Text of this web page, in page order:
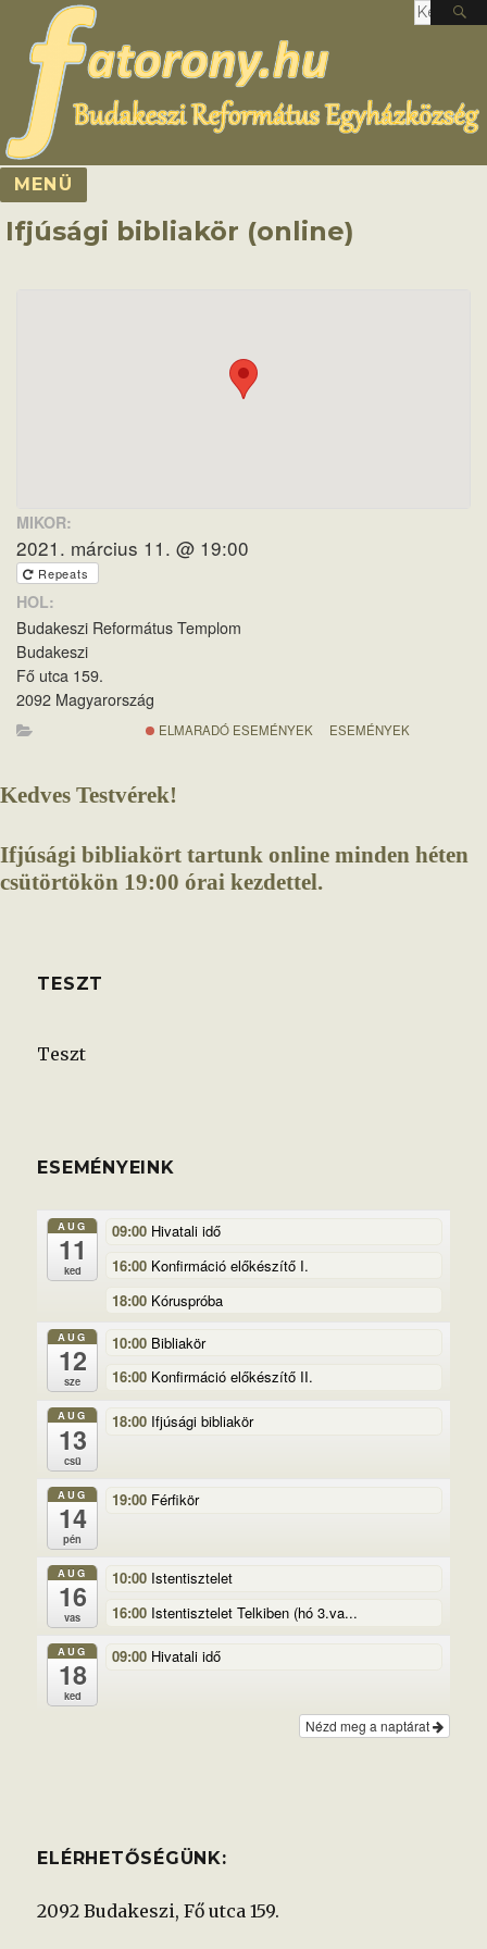
Keresés
a
MENÜ
Ifjúsági bibliakör (online)
MIKOR:
2021. március 11. @ 19:00
Repeats
HOL:
Budakeszi Református Templom
Budakeszi
Fő utca 159.
2092 Magyarország
ELMARADÓ ESEMÉNYEK ESEMÉNYEK
Kedves Testvérek!
Ifjúsági bibliakört tartunk online minden héten
csütörtökön 19:00 órai kezdettel.
TESZT
Teszt
ESEMÉNYEINK
AUG
11
ked
09:00 Hivatali idő
16:00 Konfirmáció előkészítő I.
18:00 Kóruspróba
AUG
12
sze
10:00 Bibliakör
16:00 Konfirmáció előkészítő II.
AUG
13
csü
18:00 Ifjúsági bibliakör
AUG
14
pén
19:00 Férfikör
AUG
16
vas
10:00 Istentisztelet
16:00 Istentisztelet Telkiben (hó 3.va...
AUG
18
ked
09:00 Hivatali idő
Nézd meg a naptárat
ELÉRHETŐSÉGÜNK:
2092 Budakeszi, Fő utca 159.